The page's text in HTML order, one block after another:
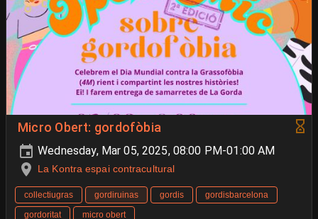
Micro Obert: gordofòbia
Wednesday, Mar 05, 2025, 08:00 PM-01:00 AM
La Kontra espai contracultural
collectiugras gordiruinas gordis
gordisbarcelona
gordoritat
micro obert